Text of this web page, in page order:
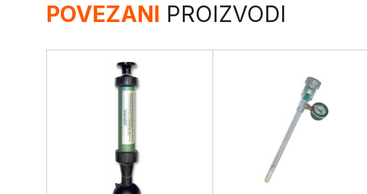
POVEZANI PROIZVODI